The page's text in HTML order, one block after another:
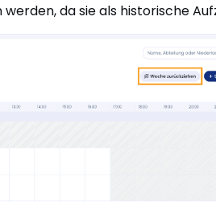
da sie als historische